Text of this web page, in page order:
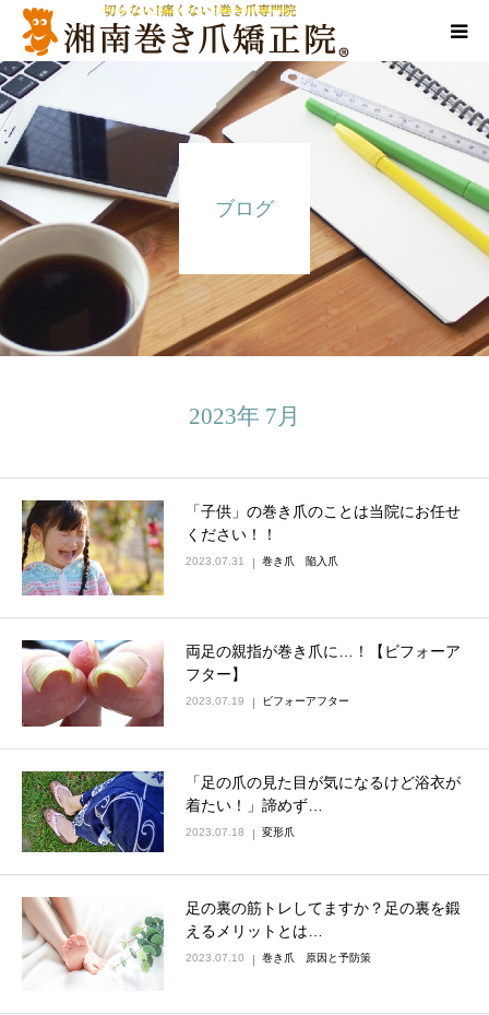
ブログ
2023年 7月
「子供」の巻き爪のことは当院にお任せ
ください！！
2023.07.31 巻き爪 陥入爪
両足の親指が巻き爪に…！【ビフォーア
フター】
2023.07.19 ビフォーアフター
「足の爪の見た目が気になるけど浴衣が
着たい！」諦めず…
2023.07.18 変形爪
足の裏の筋トレしてますか？足の裏を鍛
えるメリットとは…
2023.07.10 巻き爪 原因と予防策
施術方法
お悩み別メニュー
告知/SNS
店舗情報